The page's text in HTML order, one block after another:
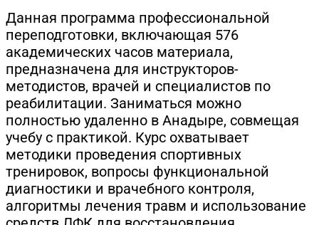
Данная программа профессиональной
переподготовки, включающая 576
академических часов материала,
предназначена для инструкторов-
методистов, врачей и специалистов по
реабилитации. Заниматься можно
полностью удаленно в Анадыре, совмещая
учебу с практикой. Курс охватывает
методики проведения спортивных
тренировок, вопросы функциональной
диагностики и врачебного контроля,
алгоритмы лечения травм и использование